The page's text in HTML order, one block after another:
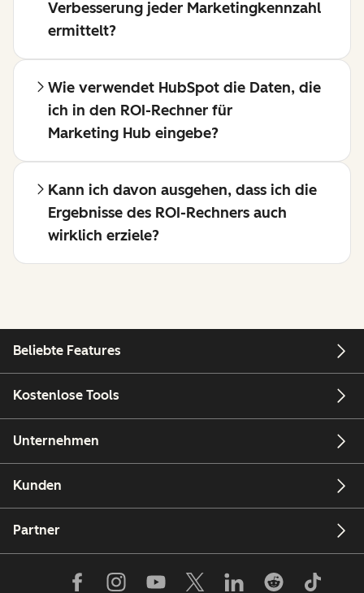
Verbesserung jeder Marketingkennzahl
ermittelt?
Wie verwendet HubSpot die Daten, die
ich in den ROI-Rechner für
Marketing Hub eingebe?
Kann ich davon ausgehen, dass ich die
Ergebnisse des ROI-Rechners auch
wirklich erziele?
Beliebte Features
Kostenlose Tools
Unternehmen
Kunden
Partner